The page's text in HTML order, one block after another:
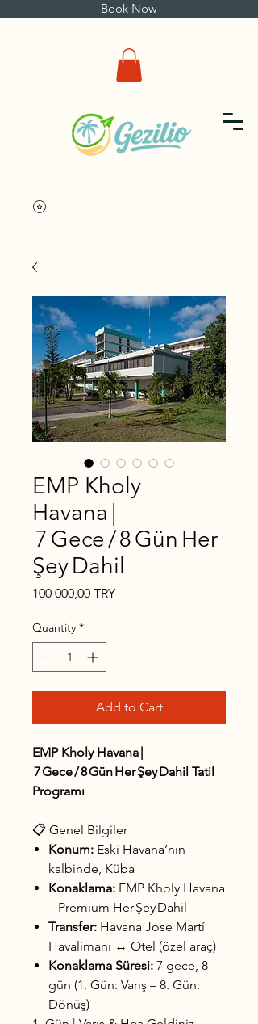
Book Now
EMP Kholy
Havana |
7 Gece / 8 Gün Her
Şey Dahil
100 000,00 TRYPrice
Quantity *
Add to Cart
EMP Kholy Havana |
7 Gece / 8 Gün Her Şey Dahil Tatil
Programı
📋 Genel Bilgiler
Konum: Eski Havana’nın
kalbinde, Küba
Konaklama: EMP Kholy Havana
– Premium Her Şey Dahil
Transfer: Havana Jose Martí
Havalimanı ↔ Otel (özel araç)
Konaklama Süresi: 7 gece, 8
gün (1. Gün: Varış – 8. Gün:
Dönüş)